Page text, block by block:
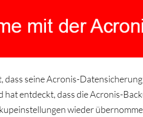
seine Acronis-
entdeckt, dass die Acronis-
wieder